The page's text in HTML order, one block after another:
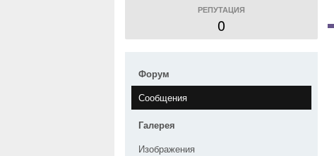
РЕПУТАЦИЯ
0
Форум
Сообщения
Галерея
Изображения